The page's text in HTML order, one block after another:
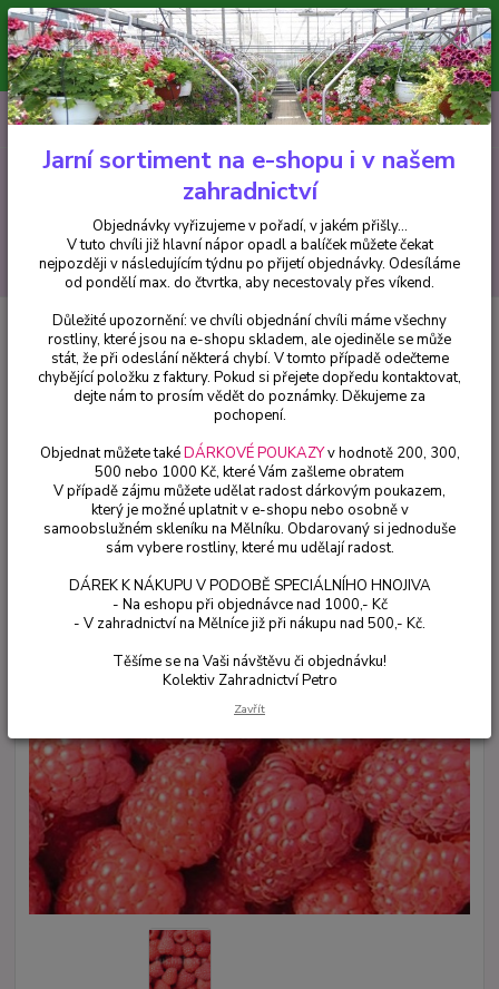
Minimální hodnota pro odeslání z e-shopu je 300 Kč.
V tuto chvíli již hlavní nápor objednávek opadl a balíček můžete čekat
nejpozději v následujícím týdnu po přijetí objednávky. Objednávky
vyřizujeme v pořadí, v jakém přišly...
CZK
Hledat
+420 602 223 614 0ks
za0 Kč
Drobné ovoce
Malina balkonová červená, Little Eweet Sister - cena
na prodejně
Malina balkonová červená, Little
Eweet Sister - cena na prodejně
Jarní sortiment na e-shopu i v našem
zahradnictví
Objednávky vyřizujeme v pořadí, v jakém přišly...
V tuto chvíli již hlavní nápor opadl a balíček můžete čekat
nejpozději v následujícím týdnu po přijetí objednávky. Odesíláme
od pondělí max. do čtvrtka, aby necestovaly přes víkend.
Důležité upozornění: ve chvíli objednání chvíli máme všechny
rostliny, které jsou na e-shopu skladem, ale ojediněle se může
stát, že při odeslání některá chybí. V tomto případě odečteme
chybějící položku z faktury. Pokud si přejete dopředu kontaktovat,
dejte nám to prosím vědět do poznámky. Děkujeme za
pochopení.
Objednat můžete takéDÁRKOVÉ POUKAZYv hodnotě 200, 300,
500 nebo 1000 Kč, které Vám zašleme obratem
V případě zájmu můžete udělat radost dárkovým poukazem,
který je možné uplatnit v e-shopu nebo osobně v
samoobslužném skleníku na Mělníku. Obdarovaný si jednoduše
sám vybere rostliny, které mu udělají radost.
DÁREK K NÁKUPU V PODOBĚ SPECIÁLNÍHO HNOJIVA
- Na eshopu při objednávce nad 1000,- Kč
- V zahradnictví na Mělníce již při nákupu nad 500,- Kč.
Těšíme se na Vaši návštěvu či objednávku!
Kolektiv Zahradnictví Petro
Zavřít